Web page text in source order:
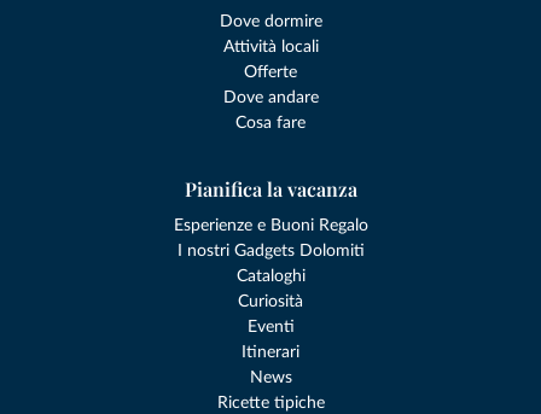
Dove dormire
Attività locali
Offerte
Dove andare
Cosa fare
Pianifica la vacanza
Esperienze e Buoni Regalo
I nostri Gadgets Dolomiti
Cataloghi
Curiosità
Eventi
Itinerari
News
Ricette tipiche